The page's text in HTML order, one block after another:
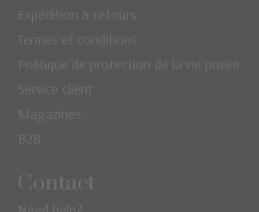
Expédition & retours
Termes et conditions
Politique de protection de la vie privée
Service client
Magazines
B2B
Contact